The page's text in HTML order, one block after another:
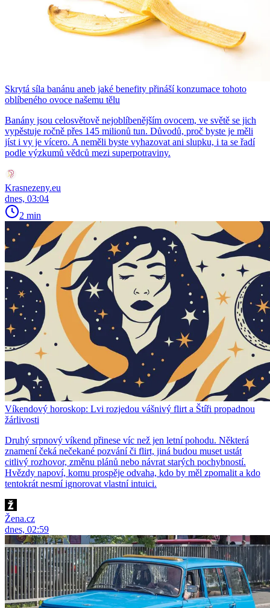
Skrytá síla banánu aneb jaké benefity přináší konzumace tohoto
oblíbeného ovoce našemu tělu
Banány jsou celosvětově nejoblíbenějším ovocem, ve světě se jich
vypěstuje ročně přes 145 milionů tun. Důvodů, proč byste je měli
jíst i vy je vícero. A neměli byste vyhazovat ani slupku, i ta se řadí
podle výzkumů vědců mezi superpotraviny.
Krasnezeny.eu
dnes, 03:04
2 min
Víkendový horoskop: Lvi rozjedou vášnivý flirt a Štíři propadnou
žárlivosti
Druhý srpnový víkend přinese víc než jen letní pohodu. Některá
znamení čeká nečekané pozvání či flirt, jiná budou muset ustát
citlivý rozhovor, změnu plánů nebo návrat starých pochybností.
Hvězdy napoví, komu prospěje odvaha, kdo by měl zpomalit a kdo
tentokrát nesmí ignorovat vlastní intuici.
Žena.cz
dnes, 02:59